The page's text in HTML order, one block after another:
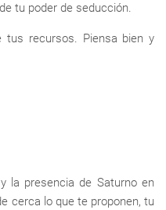
tu poder de seducción.
tus recursos. Piensa bien y
y la presencia de Saturno en
cerca lo que te proponen, tu